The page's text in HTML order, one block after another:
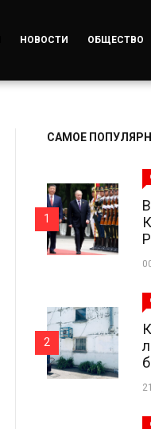
НОВОСТИ ОБЩЕСТВО
САМОЕ
1
2